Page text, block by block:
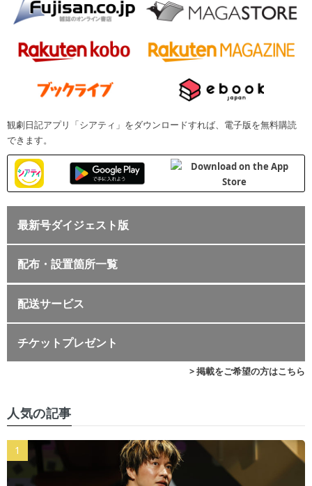
観劇日記アプリ「シアティ」をダウンロードすれば、電子版を無料購読
できます。
最新号ダイジェスト版
配布・設置箇所一覧
配送サービス
チケットプレゼント
> 掲載をご希望の方はこちら
人気の記事